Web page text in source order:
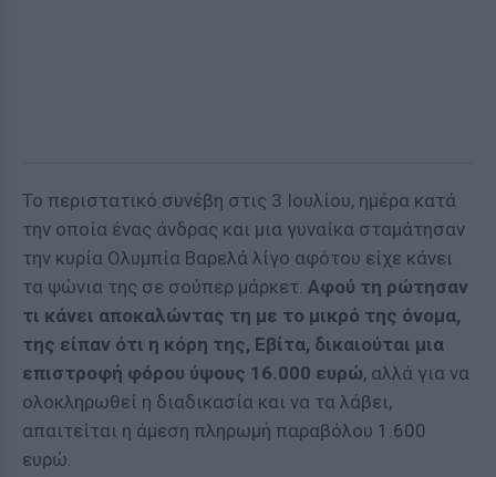
Το περιστατικό συνέβη στις 3 Ιουλίου, ημέρα κατά
την οποία ένας άνδρας και μια γυναίκα σταμάτησαν
την κυρία Ολυμπία Βαρελά λίγο αφότου είχε κάνει
τα ψώνια της σε σούπερ μάρκετ. Αφού τη ρώτησαν
τι κάνει αποκαλώντας τη με το μικρό της όνομα,
της είπαν ότι η κόρη της, Εβίτα, δικαιούται μια
επιστροφή φόρου ύψους 16.000 ευρώ, αλλά για να
ολοκληρωθεί η διαδικασία και να τα λάβει,
απαιτείται η άμεση πληρωμή παραβόλου 1.600
ευρώ.